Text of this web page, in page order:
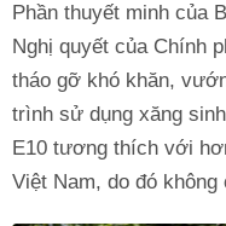
Phần thuyết minh của
Nghị quyết của Chính
tháo gỡ khó khăn,
trình sử dụng xăng
E10 tương thích với
Việt Nam, do đó